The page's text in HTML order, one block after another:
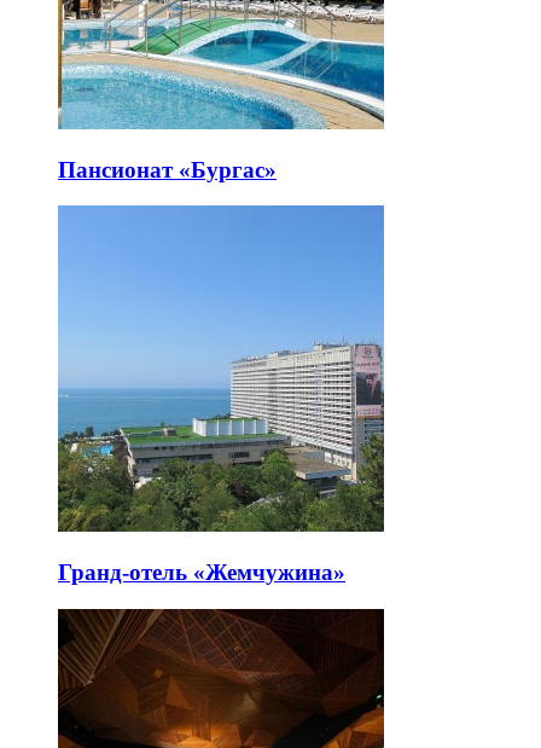
Пансионат «Бургас»
Гранд-отель «Жемчужина»